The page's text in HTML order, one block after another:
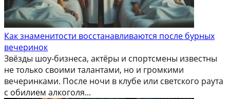
Как знаменитости восстанавливаются после бурных
вечеринок
Звёзды шоу-бизнеса, актёры и спортсмены известны
не только своими талантами, но и громкими
вечеринками. После ночи в клубе или светского раута
с обилием алкоголя...